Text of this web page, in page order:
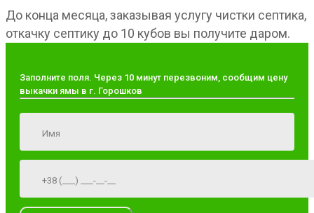
До конца месяца, заказывая услугу чистки септика,
откачку септику до 10 кубов вы получите даром.
Заполните поля. Через 10 минут перезвоним, сообщим цену
выкачки ямы в г. Горошков